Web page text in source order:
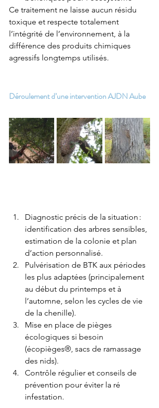
Ce traitement ne laisse aucun résidu
toxique et respecte totalement
l’intégrité de l’environnement, à la
différence des produits chimiques
agressifs longtemps utilisés.
Déroulement d’une intervention AJDN Aube
Diagnostic précis de la situation :
identification des arbres sensibles,
estimation de la colonie et plan
d’action personnalisé.
Pulvérisation de BTK aux périodes
les plus adaptées (principalement
au début du printemps et à
l’automne, selon les cycles de vie
de la chenille).
Mise en place de pièges
écologiques si besoin
(écopièges®, sacs de ramassage
des nids).
Contrôle régulier et conseils de
prévention pour éviter la ré
infestation.